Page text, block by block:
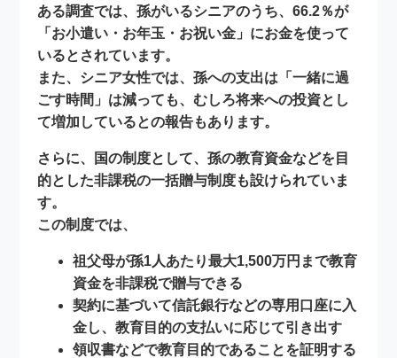
ある調査では、孫がいるシニアのうち、66.2％が
「お小遣い・お年玉・お祝い金」にお金を使って
いるとされています。
また、シニア女性では、孫への支出は「一緒に過
ごす時間」は減っても、むしろ将来への投資とし
て増加 しているとの報告もあります。
さらに、国の制度として、孫の教育資金などを目
的とした非課税の一括贈与制度も設けられていま
す。
この制度では、
祖父母が孫1人あたり最大1,500万円まで教育
資金を非課税で贈与できる
契約に基づいて信託銀行などの専用口座に入
金し、教育目的の支払いに応じて引き出す
領収書などで教育目的であることを証明する